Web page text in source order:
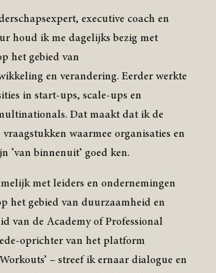
executive coach en
houd ik me dagelijks bezig met
het gebied van
en verandering. Eerder werkte
in start-ups, scale-ups en
Dat maakt dat ik de
waarmee organisaties en
‘van binnenuit’ goed ken.
met leiders en ondernemingen
het gebied van duurzaamheid en
van de Academy of Professional
oprichter van het platform
– streef ik ernaar dialogue en